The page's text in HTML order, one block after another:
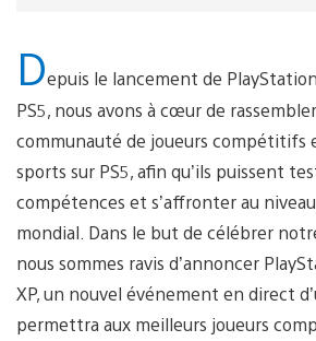
Depuis le lancement de
PS5, nous avons à cœur de
communauté de joueurs compétitifs
sports sur PS5, afin qu’ils puissent
compétences et s’affronter au
mondial. Dans le but de célébrer
nous sommes ravis d’annoncer
XP, un nouvel événement en direct
permettra aux meilleurs joueurs